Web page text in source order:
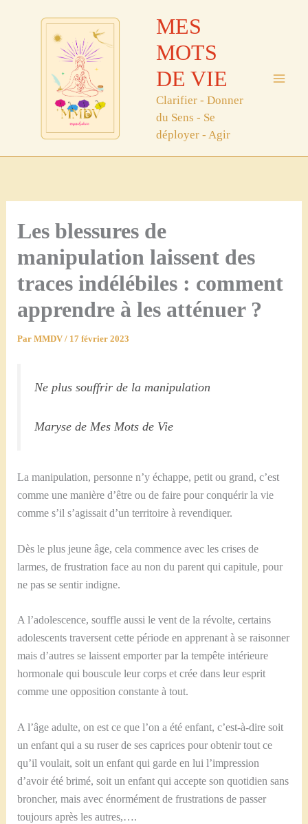
MES
MOTS
DE VIE
Clarifier - Donner
du Sens - Se
déployer - Agir
Les blessures de
manipulation laissent des
traces indélébiles : comment
apprendre à les atténuer ?
Par MMDV / 17 février 2023
Ne plus souffrir de la manipulation
Maryse de Mes Mots de Vie
La manipulation, personne n’y échappe, petit ou grand, c’est
comme une manière d’être ou de faire pour conquérir la vie
comme s’il s’agissait d’un territoire à revendiquer.
Dès le plus jeune âge, cela commence avec les crises de
larmes, de frustration face au non du parent qui capitule, pour
ne pas se sentir indigne.
A l’adolescence, souffle aussi le vent de la révolte, certains
adolescents traversent cette période en apprenant à se raisonner
mais d’autres se laissent emporter par la tempête intérieure
hormonale qui bouscule leur corps et crée dans leur esprit
comme une opposition constante à tout.
A l’âge adulte, on est ce que l’on a été enfant, c’est-à-dire soit
un enfant qui a su ruser de ses caprices pour obtenir tout ce
qu’il voulait, soit un enfant qui garde en lui l’impression
d’avoir été brimé, soit un enfant qui accepte son quotidien sans
broncher, mais avec énormément de frustrations de passer
toujours après les autres,….